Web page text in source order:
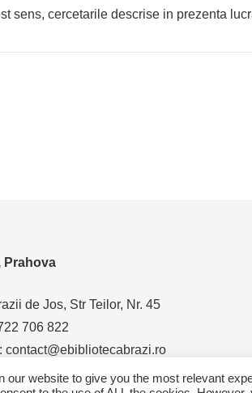
sens, cercetarile descrise in prezenta
Prahova
de Jos, Str Teilor, Nr. 45
706 822
contact@ebibliotecabrazi.ro
our website to give you the most relevant